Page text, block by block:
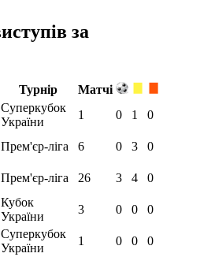
за
Турнір
Матчі
Суперкубок
України
1 0 1 0
Прем'єр-ліга 6 0 3 0
Прем'єр-ліга 26 3 4 0
Кубок
України
3 0 0 0
Суперкубок
України
1 0 0 0